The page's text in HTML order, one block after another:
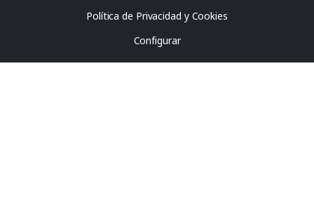
Política de Privacidad y Cookies
Configurar